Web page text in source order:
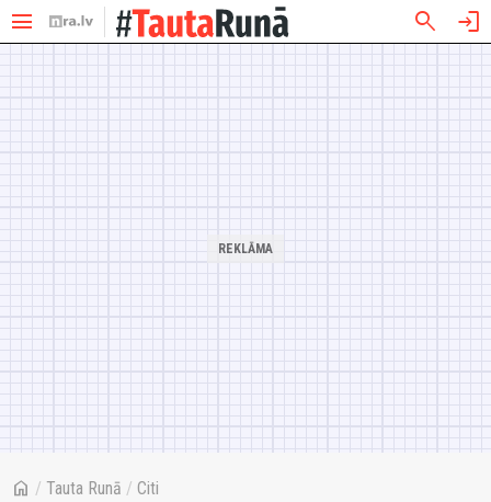
menu search login
home / Tauta Runā / Citi